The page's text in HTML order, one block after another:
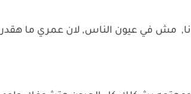
مش في عيون الناس, لان عمري ما